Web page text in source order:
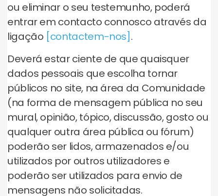
ou eliminar o seu testemunho, poderá
entrar em contacto connosco através da
ligação [contactem-nos] .
Deverá estar ciente de que quaisquer
dados pessoais que escolha tornar
públicos no site, na área da Comunidade
(na forma de mensagem pública no seu
mural, opinião, tópico, discussão, gosto ou
qualquer outra área pública ou fórum)
poderão ser lidos, armazenados e/ou
utilizados por outros utilizadores e
poderão ser utilizados para envio de
mensagens não solicitadas.